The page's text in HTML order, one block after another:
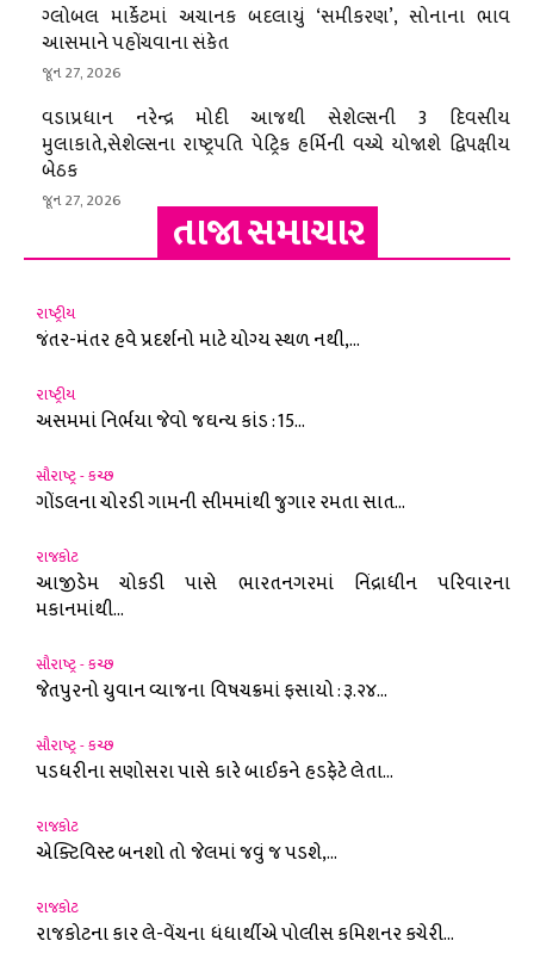
ગ્લોબલ માર્કેટમાં અચાનક બદલાયું ‘સમીકરણ’, સોનાના ભાવ
આસમાને પહોંચવાના સંકેત
જૂન 27, 2026
વડાપ્રધાન નરેન્દ્ર મોદી આજથી સેશેલ્સની 3 દિવસીય
મુલાકાતે,સેશેલ્સના રાષ્ટ્રપતિ પેટ્રિક હર્મિની વચ્ચે યોજાશે દ્વિપક્ષીય
બેઠક
જૂન 27, 2026
તાજા સમાચાર
રાષ્ટ્રીય
જંતર-મંતર હવે પ્રદર્શનો માટે યોગ્ય સ્થળ નથી,...
રાષ્ટ્રીય
અસમમાં નિર્ભયા જેવો જઘન્ય કાંડ : 15...
સૌરાષ્ટ્ર - કચ્છ
ગોંડલના ચોરડી ગામની સીમમાંથી જુગાર રમતા સાત...
રાજકોટ
આજીડેમ ચોકડી પાસે ભારતનગરમાં નિંદ્રાધીન પરિવારના
મકાનમાંથી...
સૌરાષ્ટ્ર - કચ્છ
જેતપુરનો યુવાન વ્યાજના વિષચક્રમાં ફસાયો : રૂ.૨૪...
સૌરાષ્ટ્ર - કચ્છ
પડધરીના સણોસરા પાસે કારે બાઈકને હડફેટે લેતા...
રાજકોટ
એક્ટિવિસ્ટ બનશો તો જેલમાં જવું જ પડશે,...
રાજકોટ
રાજકોટના કાર લે-વેંચના ધંધાર્થીએ પોલીસ કમિશનર કચેરી...